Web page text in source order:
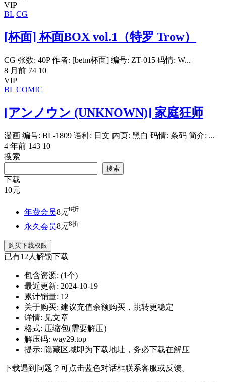
VIP
BL CG
[杯面] 杯面BOX vol.1（特罗 Trow）
CG 张数: 40P 作者: [betm杯面] 编号: ZT-015 码情: W...
8 月前 74 10
VIP
BL COMIC
[アンノウン (UNKNOWN)] 家庭狂师
漫画 编号: BL-1809 语种: 日文 内页: 黑白 码情: 条码 简介: ...
4 年前 143 10
搜索
搜索
下载
10元
年费会员8元8折
永久会员8元8折
购买下载权限
已有12人解锁下载
包含资源: (1个)
最近更新: 2024-10-19
累计销量: 12
关于购买: 建议充值余额购买，跳转更稳定
详情: 见文章
格式: 压缩包(需要解压）
解压码: way29.top
提示: 隐藏区域即为下载地址，务必下载在解压
下载遇到问题？可点击蓝色对话框联系客服或反馈。